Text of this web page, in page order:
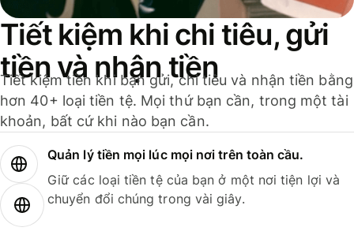
Tiết kiệm khi chi tiêu, gửi
tiền và nhận tiền
Tiết kiệm tiền khi bạn gửi, chi tiêu và nhận tiền bằng
hơn 40+ loại tiền tệ. Mọi thứ bạn cần, trong một tài
khoản, bất cứ khi nào bạn cần.
Quản lý tiền mọi lúc mọi nơi trên toàn cầu.
Giữ các loại tiền tệ của bạn ở một nơi tiện lợi và
chuyển đổi chúng trong vài giây.